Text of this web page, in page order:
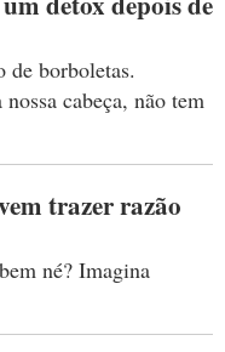
de borboletas.
cabeça, não tem
trazer razão
né? Imagina